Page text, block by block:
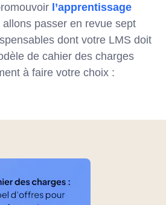
l’apprentissage
allons passer en revue sept
dont votre LMS doit
de cahier des charges
à faire votre choix :